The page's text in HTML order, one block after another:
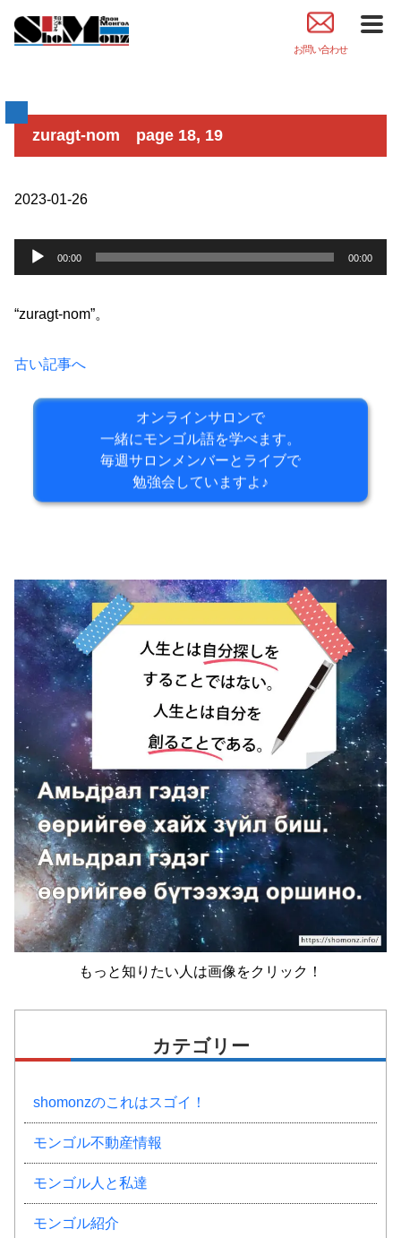
お問い合わせ
zuragt-nom page 18, 19
2023-01-26
レ
ヤ
00:00 00:00
“zuragt-nom”。
古い記事へ
オンラインサロンで
一緒にモンゴル語を学べます。
毎週サロンメンバーとライブで
勉強会していますよ♪
もっと知りたい人は画像をクリック！
カテゴリー
shomonzのこれはスゴイ！
モンゴル不動産情報
モンゴル人と私達
モンゴル紹介